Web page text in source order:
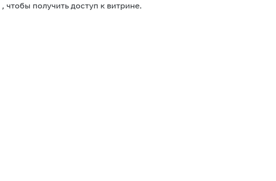
, чтобы получить доступ к витрине.